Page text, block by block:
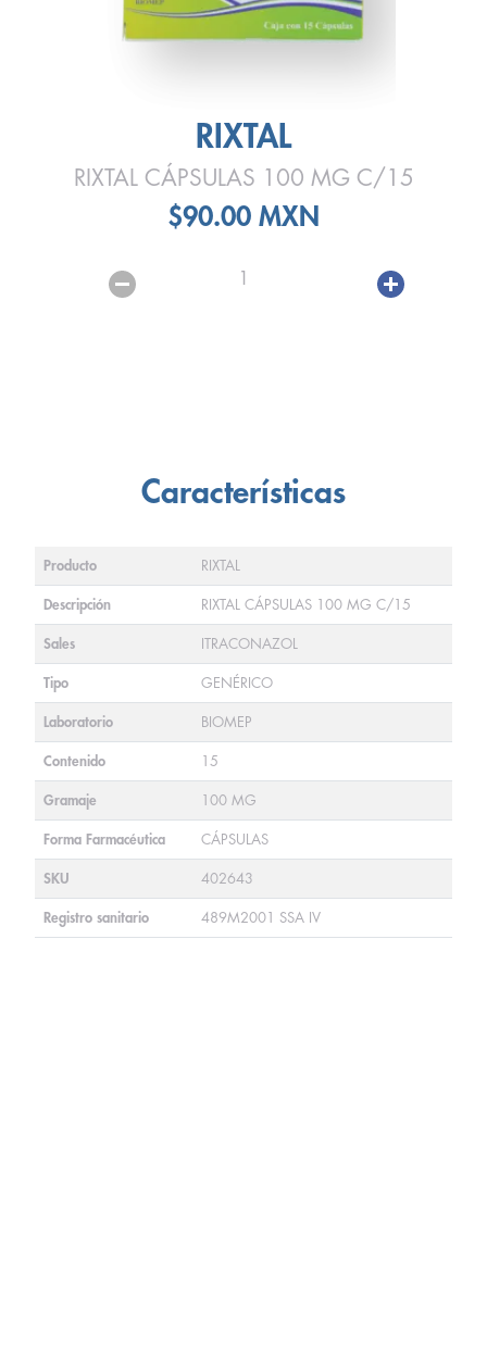
RIXTAL
RIXTAL CÁPSULAS 100 MG C/15
$90.00 MXN
1
Características
Producto RIXTAL
Descripción RIXTAL CÁPSULAS 100 MG C/15
Sales ITRACONAZOL
Tipo GENÉRICO
Laboratorio BIOMEP
Contenido 15
Gramaje 100 MG
Forma Farmacéutica CÁPSULAS
SKU 402643
Registro sanitario 489M2001 SSA IV